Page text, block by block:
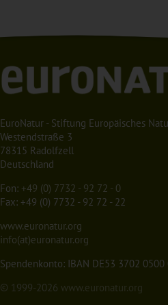
EuroNatur - Stiftung Europäisches
Westendstraße 3
78315 Radolfzell
Deutschland
Fon: +49 (0) 7732 - 92 72 - 0
Fax: +49 (0) 7732 - 92 72 - 22
www.euronatur.org
info(at)euronatur.org
Spendenkonto: IBAN DE53 3702
© 1999-2026 www.euronatur.org